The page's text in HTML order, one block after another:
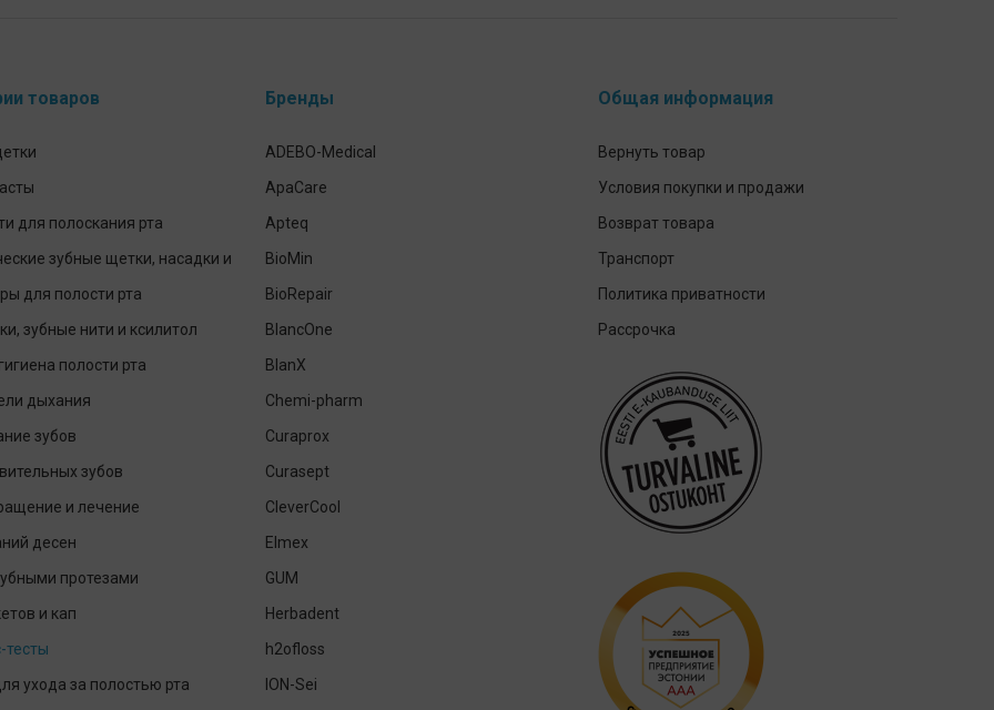
товаров
для полоскания рта
зубные щетки, насадки и
для полости рта
зубные нити и ксилитол
полости рта
дыхания
зубов
зубов
и лечение
десен
протезами
и кап
тесты
ухода за полостью рта
Бренды
ADEBO-Medical
ApaCare
Apteq
BioMin
BioRepair
BlancOne
BlanX
Chemi-pharm
Curaprox
Curasept
CleverCool
Elmex
GUM
Herbadent
h2ofloss
ION-Sei
Общая информация
Вернуть товар
Условия покупки и продажи
Возврат товара
Транспорт
Политика приватности
Рассрочка